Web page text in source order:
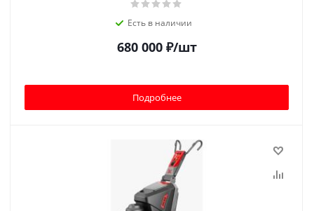
Есть в наличии
680 000₽/шт
Подробнее